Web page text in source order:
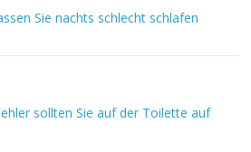
Sie nachts schlecht schlafen
sollten Sie auf der Toilette auf